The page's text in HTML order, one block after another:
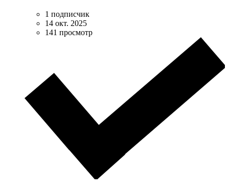
1 подписчик
14 окт. 2025
141 просмотр